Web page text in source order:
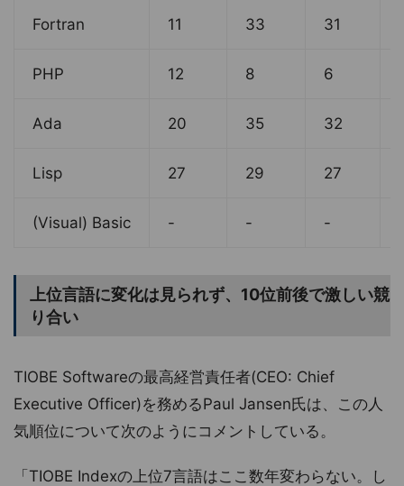
Fortran 11 33 31
PHP 12 8 6
Ada 20 35 32
Lisp 27 29 27
(Visual) Basic - - -
上位言語に変化は見られず、10位前後で激しい競
り合い
TIOBE Softwareの最高経営責任者(CEO: Chief
Executive Officer)を務めるPaul Jansen氏は、この人
気順位について次のようにコメントしている。
「TIOBE Indexの上位7言語はここ数年変わらない。し